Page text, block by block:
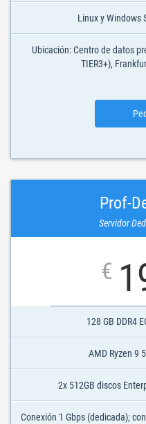
Linux y Windows
Ubicación: Centro de datos
TIER3+),
Prof-
Servidor
€
128 GB DDR4
AMD Ryzen 9
2x 512GB discos
Conexión 1 Gbps (dedicada);